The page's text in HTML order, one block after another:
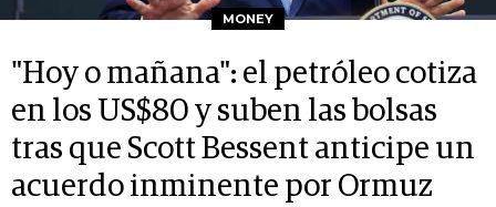
MONEY
"Hoy o mañana": el petróleo cotiza
en los US$80 y suben las bolsas
tras que Scott Bessent anticipe un
acuerdo inminente por Ormuz